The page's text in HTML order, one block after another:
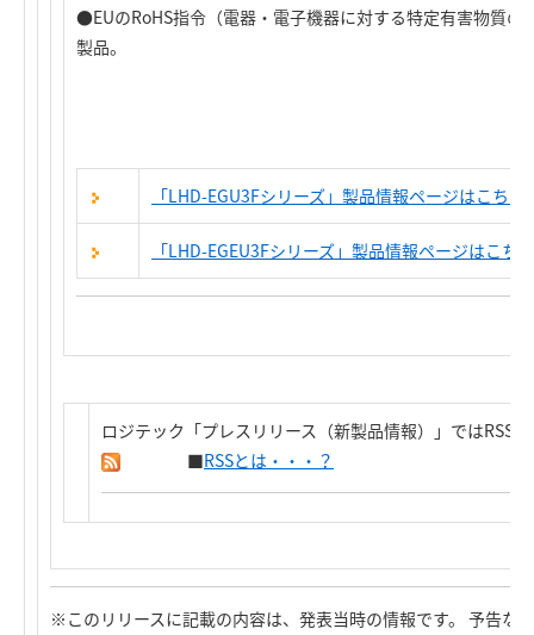
●EUのRoHS指令（電器・電子機器に対する特定有害物質の
製品。
「LHD-EGU3Fシリーズ」製品情報ページはこちら
「LHD-EGEU3Fシリーズ」製品情報ページはこちら
ロジテック「プレスリリース（新製品情報）」ではRSS
■RSSとは・・・？
※このリリースに記載の内容は、発表当時の情報です。 予告な